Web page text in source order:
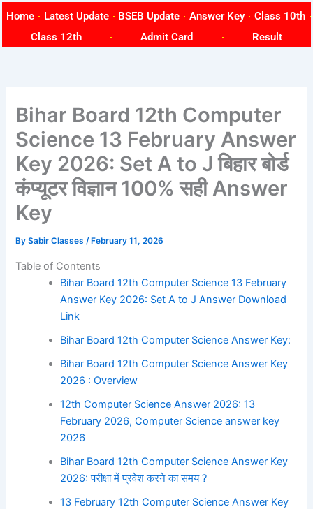
content
Home Latest Update BSEB Update Answer Key
Class 10th
Class 12th
Admit Card Result
Bihar Board 12th Computer
Science 13 February Answer
Key 2026: Set A to J बिहार बोर्ड
कंप्यूटर विज्ञान 100% सही Answer
Key
BySabir Classes/ February 11, 2026
Table of Contents
Bihar Board 12th Computer Science 13 February
Answer Key 2026: Set A to J Answer Download
Link
Bihar Board 12th Computer Science Answer Key:
Bihar Board 12th Computer Science Answer Key
2026 : Overview
12th Computer Science Answer 2026: 13
February 2026, Computer Science answer key
2026
Bihar Board 12th Computer Science Answer Key
2026: परीक्षा में प्रवेश करने का समय ?
13 February 12th Computer Science Answer Key